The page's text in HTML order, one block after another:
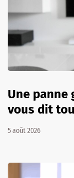
Une panne
vous dit
5 août 2026